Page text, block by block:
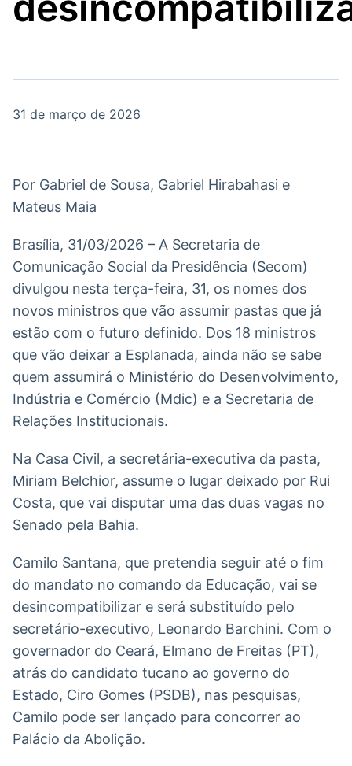
Político
Energia
personalizados
Soluções de Dados
e Conteúdos
Broadcast
OTC
Plataforma para
negociação de
ativos
Datafeed
APIs para
integração de
conteúdos e
Broadcast
Ticker
Cotações e
Broadcast
Widgets
Componentes
Broadcast
Wallboard
Broadcast
Curadoria
Soluções de
Tecnologia
Broadcast
Radar
inteligente de
notícias e
conteúdos
Broadcast
Fundos
A melhor
plataforma para
analisar fundos
no Brasil
IA BroadFast
31 de março de 2026
Por Gabriel de Sousa, Gabriel Hirabahasi e
Mateus Maia
Brasília, 31/03/2026 – A Secretaria de
Comunicação Social da Presidência (Secom)
divulgou nesta terça-feira, 31, os nomes dos
novos ministros que vão assumir pastas que já
estão com o futuro definido. Dos 18 ministros
que vão deixar a Esplanada, ainda não se sabe
quem assumirá o Ministério do Desenvolvimento,
Indústria e Comércio (Mdic) e a Secretaria de
Relações Institucionais.
Na Casa Civil, a secretária-executiva da pasta,
Miriam Belchior, assume o lugar deixado por Rui
Costa, que vai disputar uma das duas vagas no
Senado pela Bahia.
Camilo Santana, que pretendia seguir até o fim
do mandato no comando da Educação, vai se
desincompatibilizar e será substituído pelo
secretário-executivo, Leonardo Barchini. Com o
governador do Ceará, Elmano de Freitas (PT),
atrás do candidato tucano ao governo do
Estado, Ciro Gomes (PSDB), nas pesquisas,
Camilo pode ser lançado para concorrer ao
Palácio da Abolição.